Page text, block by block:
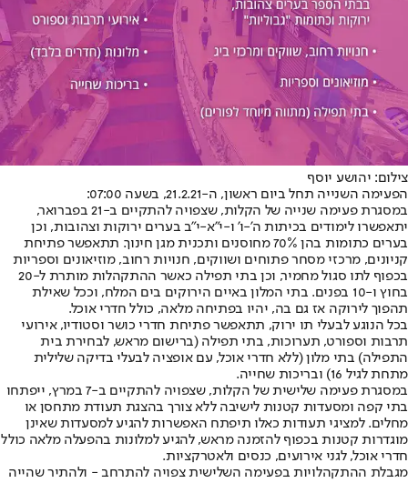
צילום: יהושע יוסף
הפעימה השנייה תחל ביום ראשון, ה-21.2.21, בשעה 07:00:
במסגרת פעימה שנייה של הקלות, שצפויה להתקיים ב-21 בפברואר,
יתאפשרו לימודים בכיתות ה'-ו' ו-י"א-י"ב בערים ירוקות וצהובות, וכן
בערים כתומות בהן 70% מחוסנים ותכנית מגן חינוך. תתאפשר פתיחת
קניונים, מרכזי מסחר פתוחים ושווקים, חנויות רחוב, מוזיאונים וספריות
בכפוף לתו סגול מחמיר, וכן בתי תפילה כאשר ההתקהלות מותרת ל-20
בחוץ ו-10 בפנים. בתי המלון באיים הירוקים בים המלח, וככל שאילת
תהפוך לירוקה אז גם בה, יהיו בפתיחה מלאה, כולל חדרי אוכל.
בכל הנוגע לבעלי תו ירוק, תתאפשר פתיחת חדרי כושר וסטודיו, אירועי
תרבות וספורט, תערוכות, בתי תפילה (ברישום מראש, לבחירת בית
התפילה) בתי מלון (ללא חדרי אוכל, עם אופציה לבעלי בדיקה שלילית
מתחת לגיל 16) ובריכות שחייה.
במסגרת פעימה שלישית של הקלות, שצפויה להתקיים ב-7 במרץ, ייפתחו
בתי קפה ומסעדות קטנות לישיבה ללא צורך בהצגת תעודת מתחסן או
מחלים. למציגי תעודות כאלו תיפתח האפשרות להגיע למסעדות שאינן
מוגדרות קטנות בכפוף להזמנה מראש, להגיע למלונות בהפעלה מלאה כולל
חדרי אוכל, לגני אירועים, כנסים ולאטרקציות.
מגבלת ההתקהלויות בפעימה השלישית צפויה להתרחב - ולהתיר שהייה